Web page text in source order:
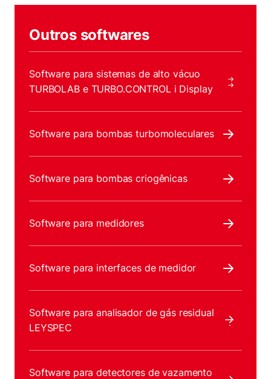
Outros softwares
Software para sistemas de alto vácuo
TURBOLAB e TURBO.CONTROL i Display
Software para bombas turbomoleculares
Software para bombas criogênicas
Software para medidores
Software para interfaces de medidor
Software para analisador de gás residual
LEYSPEC
Software para detectores de vazamento